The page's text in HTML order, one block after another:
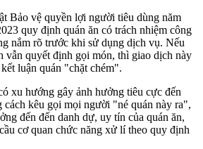
Bảo vệ quyền lợi người tiêu dùng năm
quy định quán ăn có trách nhiệm công
nắm rõ trước khi sử dụng dịch vụ. Nếu
vẫn quyết định gọi món, thì giao dịch này
luận quán "chặt chém".
xu hướng gây ảnh hưởng tiêu cực đến
cách kêu gọi mọi người "né quán này ra",
đến đến danh dự, uy tín của quán ăn,
cơ quan chức năng xử lí theo quy định